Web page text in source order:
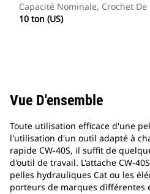
Capacité Nominale, Crochet De
10 ton (US)
Vue D'ensemble
Toute utilisation efficace d'une
l'utilisation d'un outil adapté à
rapide CW-40S, il suffit de
d'outil de travail. L'attache CW-
pelles hydrauliques Cat ou les
porteurs de marques différentes